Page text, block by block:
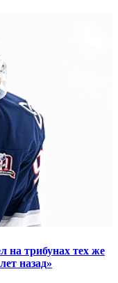
на трибунах тех же
назад»